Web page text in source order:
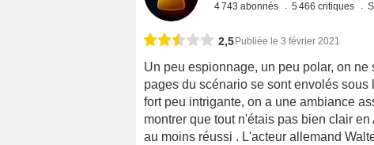
4 743 abonnés 5 466 critiques
2,5 Publiée le 3 février 2021
Un peu espionnage, un peu polar, on
pages du scénario se sont envolés
fort peu intrigante, on a une ambiance
montrer que tout n'étais pas bien clair
au moins réussi . L'acteur allemand